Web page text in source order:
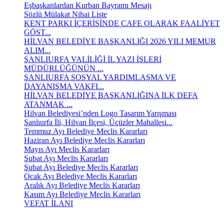
Eşbaşkanlardan Kurban Bayramı Mesajı
Sözlü Mülakat Nihai Liste
KENT PARKI İÇERİSİNDE CAFE OLARAK FAALİYET
GÖST...
HİLVAN BELEDİYE BAŞKANLIĞI 2026 YILI MEMUR
ALIM...
ŞANLIURFA VALİLİĞİ İL YAZI İŞLERİ
MÜDÜRLÜĞÜNÜN ...
ŞANLIURFA SOSYAL YARDIMLAŞMA VE
DAYANIŞMA VAKFI...
HİLVAN BELEDİYE BAŞKANLIĞINA İLK DEFA
ATANMAK ...
Hilvan Belediyesi’nden Logo Tasarım Yarışması
Şanlıurfa İli, Hilvan İlçesi, Üçüzler Mahallesi...
Temmuz Ayı Belediye Meclis Kararları
Haziran Ayı Belediye Meclis Kararları
Mayıs Ayı Meclis Kararları
Şubat Ayı Meclis Kararları
Şubat Ayı Belediye Meclis Kararları
Ocak Ayı Belediye Meclis Kararları
Aralık Ayı Belediye Meclis Kararları
Kasım Ayı Belediye Meclis Kararları
VEFAT İLANI